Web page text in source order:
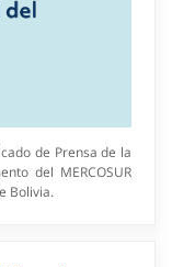
de Prensa de la
del MERCOSUR
Bolivia.